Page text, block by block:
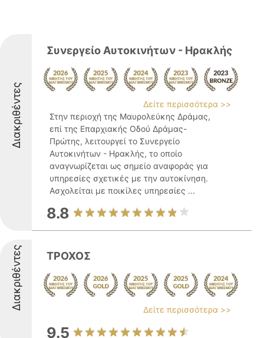
Διακριθέντες
Συνεργείο Αυτοκινήτων - Ηρακλής
Δείτε περισσότερα >>
Στην περιοχή της Μαυρολεύκης Δράμας,
επί της Επαρχιακής Οδού Δράμας-
Πρώτης, λειτουργεί το Συνεργείο
Αυτοκινήτων - Ηρακλής, το οποίο
αναγνωρίζεται ως σημείο αναφοράς για
υπηρεσίες σχετικές με την αυτοκίνηση.
Ασχολείται με ποικίλες υπηρεσίες ...
8.8
Διακριθέντες ΤΡΟΧΟΣ
Δείτε περισσότερα >>
9.5